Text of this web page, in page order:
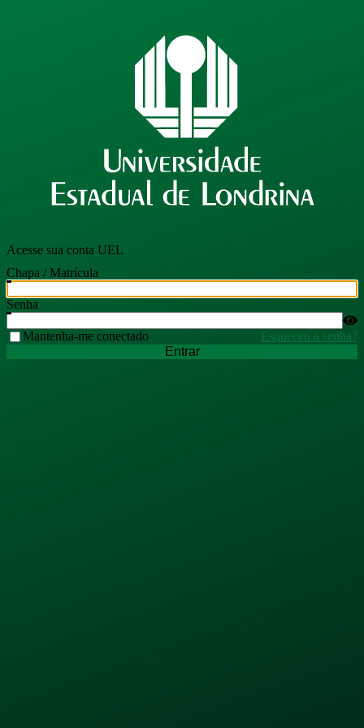
Acesse sua conta UEL
Chapa / Matrícula
Senha
Mantenha-me conectado
Esqueceu a senha?
Entrar